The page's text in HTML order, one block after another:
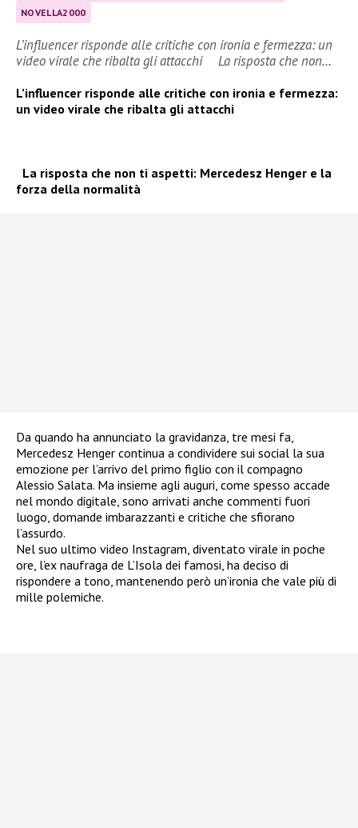
NOVELLA2000
L’influencer risponde alle critiche con ironia e fermezza: un
video virale che ribalta gli attacchi La risposta che non…
L’influencer risponde alle critiche con ironia e fermezza:
un video virale che ribalta gli attacchi
La risposta che non ti aspetti: Mercedesz Henger e la
forza della normalità
Da quando ha annunciato la gravidanza, tre mesi fa,
Mercedesz Henger continua a condividere sui social la sua
emozione per l’arrivo del primo figlio con il compagno
Alessio Salata. Ma insieme agli auguri, come spesso accade
nel mondo digitale, sono arrivati anche commenti fuori
luogo, domande imbarazzanti e critiche che sfiorano
l’assurdo.
Nel suo ultimo video Instagram, diventato virale in poche
ore, l’ex naufraga de L’Isola dei famosi, ha deciso di
rispondere a tono, mantenendo però un’ironia che vale più di
mille polemiche.